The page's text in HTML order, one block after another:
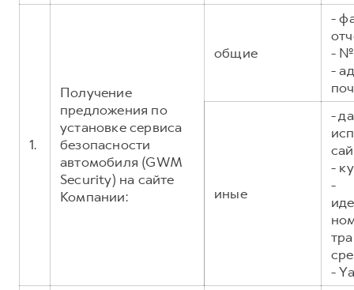
Коллекция Базовая
Коллекция Детская
1.
Получение
предложения по
установке сервиса
безопасности
автомобиля (GWM
Security) на сайте
Компании:
общие
-
- №
-
иные
-
-
-
-